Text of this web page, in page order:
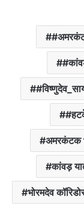
अमरकंटक
कांवड़
भोरमदेव